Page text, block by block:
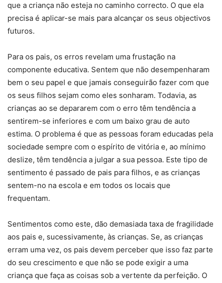
que a criança não esteja no caminho correcto. O que ela
precisa é aplicar-se mais para alcançar os seus objectivos
futuros.
Para os pais, os erros revelam uma frustação na
componente educativa. Sentem que não desempenharam
bem o seu papel e que jamais conseguirão fazer com que
os seus filhos sejam como eles sonharam. Todavia, as
crianças ao se depararem com o erro têm tendência a
sentirem-se inferiores e com um baixo grau de auto
estima. O problema é que as pessoas foram educadas pela
sociedade sempre com o espírito de vitória e, ao mínimo
deslize, têm tendência a julgar a sua pessoa. Este tipo de
sentimento é passado de pais para filhos, e as crianças
sentem-no na escola e em todos os locais que
frequentam.
Sentimentos como este, dão demasiada taxa de fragilidade
aos pais e, sucessivamente, às crianças. Se, as crianças
erram uma vez, os pais devem perceber que isso faz parte
do seu crescimento e que não se pode exigir a uma
criança que faça as coisas sob a vertente da perfeição. O